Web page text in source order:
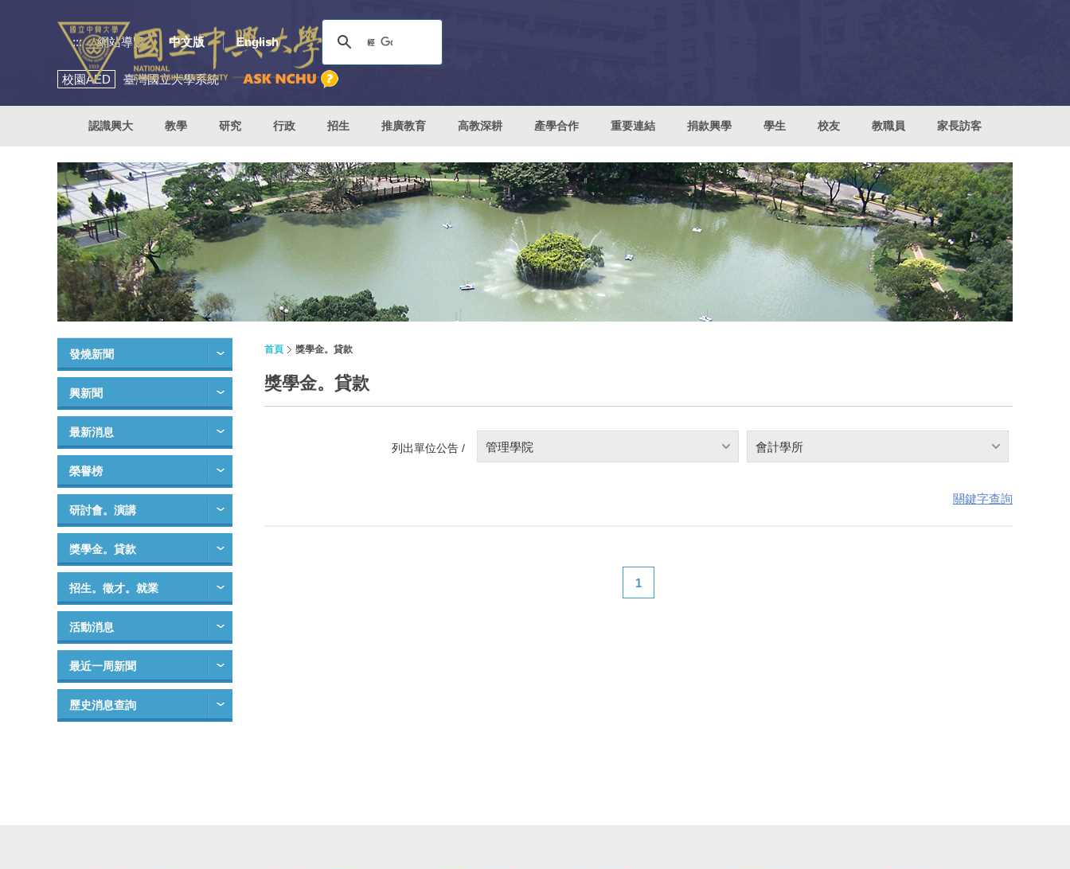
::: 網站導覽 中文版 English
校園AED 臺灣國立大學系統
認識興大 教學 研究 行政 招生 推廣教育 高教深耕 產學合作 重要連結 捐款興學 學生 校友 教職員 家長訪客
發燒新聞
興新聞
最新消息
榮譽榜
研討會。演講
獎學金。貸款
招生。徵才。就業
活動消息
最近一周新聞
歷史消息查詢
首頁 獎學金。貸款
獎學金。貸款
列出單位公告 / 管理學院 會計學所
關鍵字查詢
1